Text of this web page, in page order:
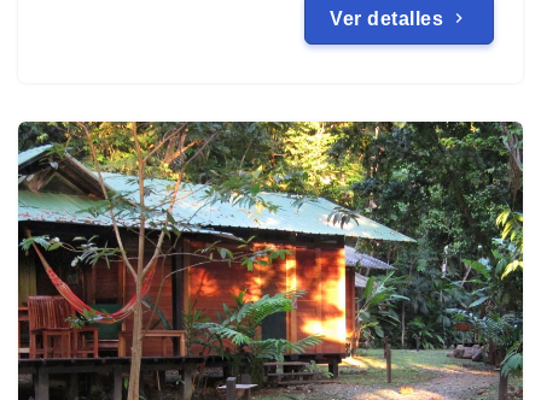
Ver detalles